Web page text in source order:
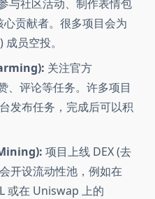
与社区活动、制作表情包
贡献者。很多项目会为
员空投。
关注官方
评论等任务。许多项目
发布任务，完成后可以积
项目上线 DEX (去
开设流动性池，例如在
或在 Uniswap 上的